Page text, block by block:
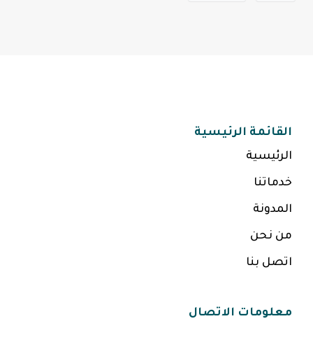
القائمة الرئيسية
الرئيسية
خدماتنا
المدونة
من نحن
اتصل بنا
معلومات الاتصال